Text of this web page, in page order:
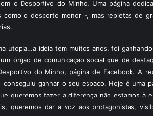
o Desportivo do Minho. Uma página
como o desporto menor -, mas repletas de
utopia…a ideia tem muitos anos, foi
órgão de comunicação social que dê
do Minho, página de Facebook. A
conseguiu ganhar o seu espaço. Hoje é uma
queremos fazer a diferença não estamos à
queremos dar a voz aos protagonistas,